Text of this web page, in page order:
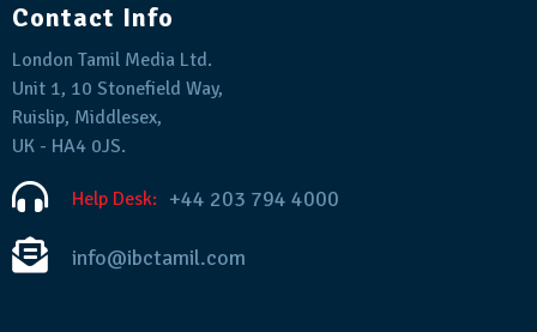
Contact Info
London Tamil Media Ltd.
Unit 1, 10 Stonefield Way,
Ruislip, Middlesex,
UK - HA4 0JS.
Help Desk: +44 203 794 4000
info@ibctamil.com